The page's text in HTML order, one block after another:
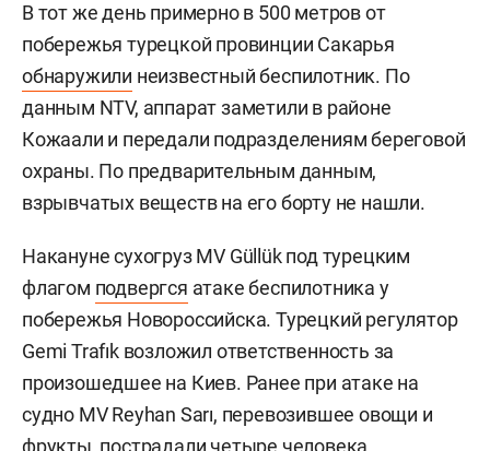
В тот же день примерно в 500 метров от
побережья турецкой провинции Сакарья
обнаружили неизвестный беспилотник. По
данным NTV, аппарат заметили в районе
Кожаали и передали подразделениям береговой
охраны. По предварительным данным,
взрывчатых веществ на его борту не нашли.
Накануне сухогруз MV Güllük под турецким
флагом подвергся атаке беспилотника у
побережья Новороссийска. Турецкий регулятор
Gemi Trafık возложил ответственность за
произошедшее на Киев. Ранее при атаке на
судно MV Reyhan Sarı, перевозившее овощи и